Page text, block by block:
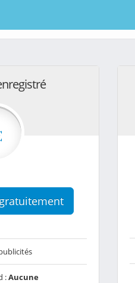
:Aucune